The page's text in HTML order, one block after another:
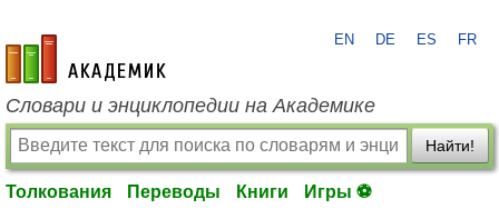
academic.ru
EN DE ES FR
Словари и энциклопедии на Академике
Найти!
Толкования Переводы Книги Игры ⚽